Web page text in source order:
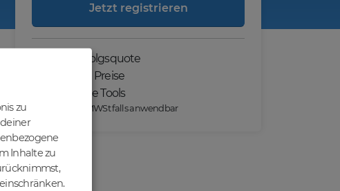
Jetzt registrieren
Hohe Erfolgsquote
Günstige Preise
Praktische Tools
*) Preise exkl. MWSt falls anwendbar
zu
Inhalte zu